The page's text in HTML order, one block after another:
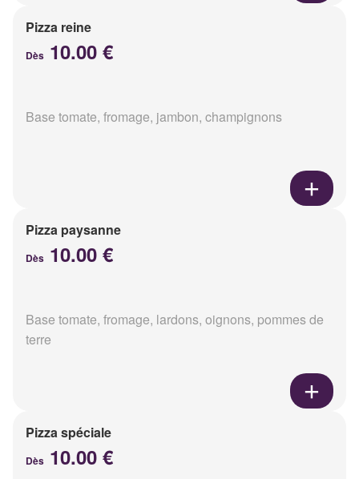
Pizza reine
Dès 10.00 €
Base tomate, fromage, jambon, champignons
Pizza paysanne
Dès 10.00 €
Base tomate, fromage, lardons, oignons, pommes de
terre
Pizza spéciale
Dès 10.00 €